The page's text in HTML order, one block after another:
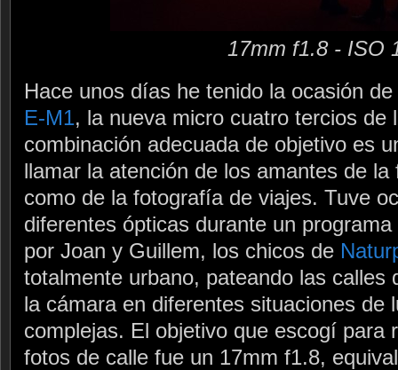
17mm f1.8 - ISO
Hace unos días he tenido la ocasión
E-M1, la nueva micro cuatro tercios de
combinación adecuada de objetivo es
llamar la atención de los amantes de
como de la fotografía de viajes. Tuve
diferentes ópticas durante un
por Joan y Guillem, los chicos de
totalmente urbano, pateando las calles
la cámara en diferentes situaciones de
complejas. El objetivo que escogí para
fotos de calle fue un 17mm f1.8,